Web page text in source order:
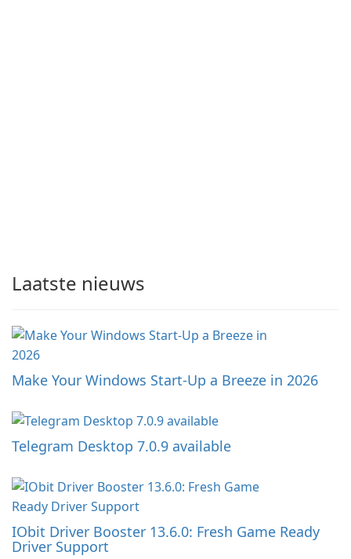
Laatste nieuws
Make Your Windows Start-Up a Breeze in 2026
Telegram Desktop 7.0.9 available
IObit Driver Booster 13.6.0: Fresh Game Ready
Driver Support